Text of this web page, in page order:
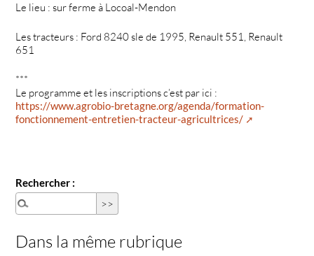
Le lieu : sur ferme à Locoal-Mendon
Les tracteurs : Ford 8240 sle de 1995, Renault 551, Renault
651
***
Le programme et les inscriptions c’est par ici :
https://www.agrobio-bretagne.org/agenda/formation-
fonctionnement-entretien-tracteur-agricultrices/
Rechercher :
Dans la même rubrique